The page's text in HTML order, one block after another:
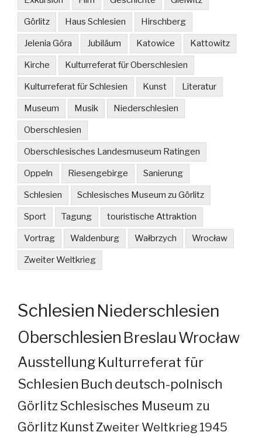
Görlitz Haus Schlesien Hirschberg
Jelenia Góra Jubiläum Katowice Kattowitz
Kirche Kulturreferat für Oberschlesien
Kulturreferat für Schlesien Kunst Literatur
Museum Musik Niederschlesien
Oberschlesien
Oberschlesisches Landesmuseum Ratingen
Oppeln Riesengebirge Sanierung
Schlesien Schlesisches Museum zu Görlitz
Sport Tagung touristische Attraktion
Vortrag Waldenburg Wałbrzych Wrocław
Zweiter Weltkrieg
Schlesien Niederschlesien
Oberschlesien Breslau Wrocław
Ausstellung Kulturreferat für
Schlesien Buch deutsch-polnisch
GörlitzSchlesisches Museum zu
Görlitz KunstZweiter Weltkrieg 1945